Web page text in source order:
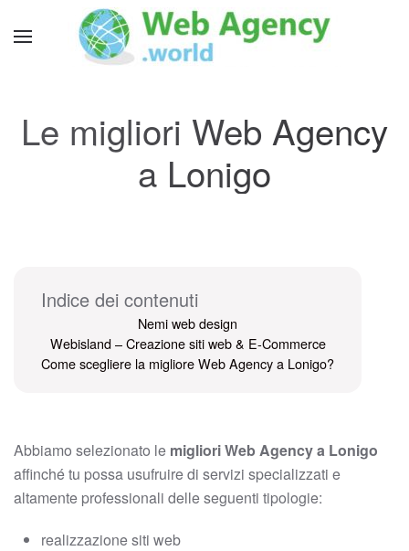
Le migliori Web Agency
a Lonigo
Indice dei contenuti
Nemi web design
Webisland – Creazione siti web & E-Commerce
Come scegliere la migliore Web Agency a Lonigo?
Abbiamo selezionato le migliori Web Agency a Lonigo
affinché tu possa usufruire di servizi specializzati e
altamente professionali delle seguenti tipologie:
realizzazione siti web